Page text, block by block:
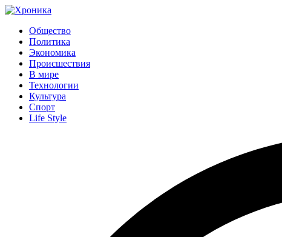
Общество
Политика
Экономика
Происшествия
В мире
Технологии
Культура
Спорт
Life Style